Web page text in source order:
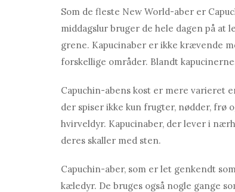
Som de fleste New World-aber er
middagslur bruger de hele dagen på
grene. Kapucinaber er ikke krævende
forskellige områder. Blandt
Capuchin-abens kost er mere varieret
der spiser ikke kun frugter, nødder, frø
hvirveldyr. Kapucinaber, der lever i
deres skaller med sten.
Capuchin-aber, som er let genkendt
kæledyr. De bruges også nogle gange